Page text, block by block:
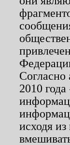
2010
исходя